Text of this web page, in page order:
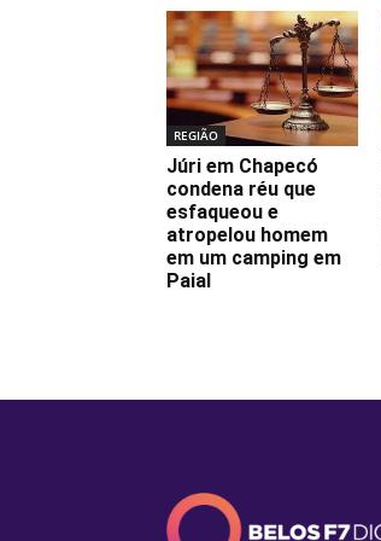
REGIÃO
Júri em Chapecó
condena réu que
esfaqueou e
atropelou homem
em um camping em
Paial